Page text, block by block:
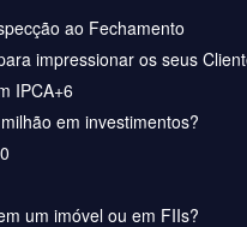
ao Fechamento
impressionar os seus
IPCA+6
em investimentos?
um imóvel ou em FIIs?